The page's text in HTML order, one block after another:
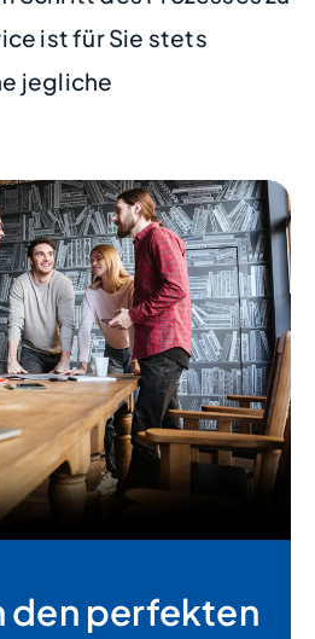
ist für Sie stets
jegliche
den perfekten